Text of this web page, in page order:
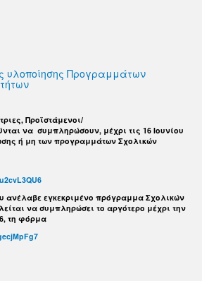
Προγραμμάτων
Προϊστάμενοι/
να συμπληρώσουν, μέχρι τις 16 Ιουνίου
ή μη των προγραμμάτων Σχολικών
ανέλαβε εγκεκριμένο πρόγραμμα Σχολικών
να συμπληρώσει το αργότερο μέχρι την
τη φόρμα